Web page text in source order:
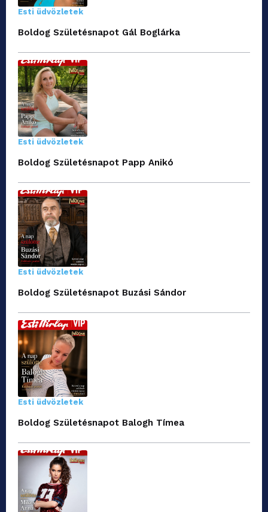
Esti üdvözletek
Boldog Születésnapot Gál Boglárka
Esti üdvözletek
Boldog Születésnapot Papp Anikó
Esti üdvözletek
Boldog Születésnapot Buzási Sándor
Esti üdvözletek
Boldog Születésnapot Balogh Tímea